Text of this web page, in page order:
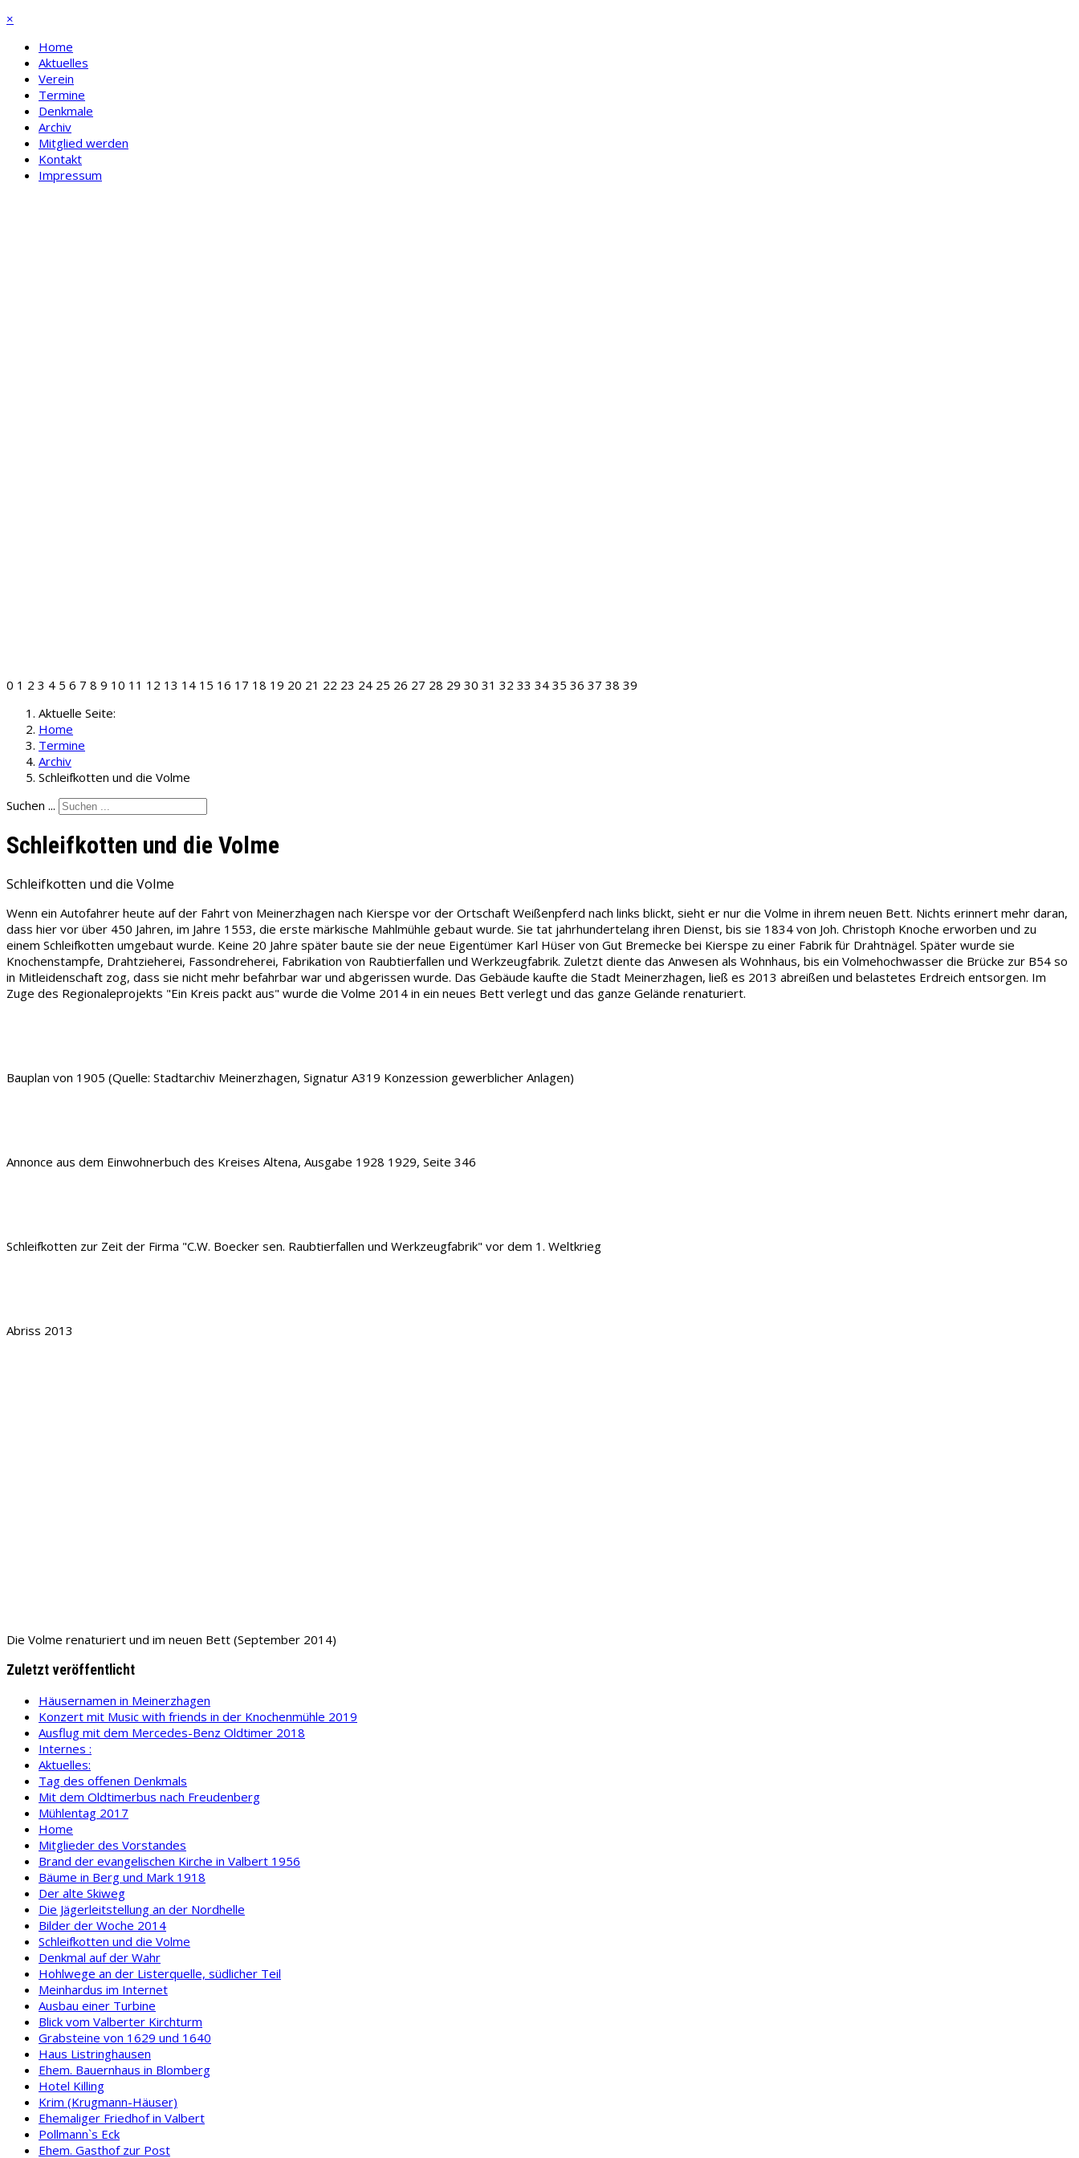
×
Home
Aktuelles
Verein
Termine
Denkmale
Archiv
Mitglied werden
Kontakt
Impressum
0 1 2 3 4 5 6 7 8 9 10 11 12 13 14 15 16 17 18 19 20 21 22 23 24 25 26 27 28 29 30 31 32 33 34 35 36 37 38 39
Aktuelle Seite:
Home
Termine
Archiv
Schleifkotten und die Volme
Suchen ...
Schleifkotten und die Volme
Schleifkotten und die Volme
Wenn ein Autofahrer heute auf der Fahrt von Meinerzhagen nach Kierspe vor der Ortschaft Weißenpferd nach links blickt, sieht er nur die Volme in ihrem neuen Bett. Nichts erinnert mehr daran,
dass hier vor über 450 Jahren, im Jahre 1553, die erste märkische Mahlmühle gebaut wurde. Sie tat jahrhundertelang ihren Dienst, bis sie 1834 von Joh. Christoph Knoche erworben und zu
einem Schleifkotten umgebaut wurde. Keine 20 Jahre später baute sie der neue Eigentümer Karl Hüser von Gut Bremecke bei Kierspe zu einer Fabrik für Drahtnägel. Später wurde sie
Knochenstampfe, Drahtzieherei, Fassondreherei, Fabrikation von Raubtierfallen und Werkzeugfabrik. Zuletzt diente das Anwesen als Wohnhaus, bis ein Volmehochwasser die Brücke zur B54 so
in Mitleidenschaft zog, dass sie nicht mehr befahrbar war und abgerissen wurde. Das Gebäude kaufte die Stadt Meinerzhagen, ließ es 2013 abreißen und belastetes Erdreich entsorgen. Im
Zuge des Regionaleprojekts "Ein Kreis packt aus" wurde die Volme 2014 in ein neues Bett verlegt und das ganze Gelände renaturiert.
Bauplan von 1905 (Quelle: Stadtarchiv Meinerzhagen, Signatur A319 Konzession gewerblicher Anlagen)
Annonce aus dem Einwohnerbuch des Kreises Altena, Ausgabe 1928 1929, Seite 346
Schleifkotten zur Zeit der Firma "C.W. Boecker sen. Raubtierfallen und Werkzeugfabrik" vor dem 1. Weltkrieg
Abriss 2013
Die Volme renaturiert und im neuen Bett (September 2014)
Zuletzt veröffentlicht
Häusernamen in Meinerzhagen
Konzert mit Music with friends in der Knochenmühle 2019
Ausflug mit dem Mercedes-Benz Oldtimer 2018
Internes :
Aktuelles:
Tag des offenen Denkmals
Mit dem Oldtimerbus nach Freudenberg
Mühlentag 2017
Home
Mitglieder des Vorstandes
Brand der evangelischen Kirche in Valbert 1956
Bäume in Berg und Mark 1918
Der alte Skiweg
Die Jägerleitstellung an der Nordhelle
Bilder der Woche 2014
Schleifkotten und die Volme
Denkmal auf der Wahr
Hohlwege an der Listerquelle, südlicher Teil
Meinhardus im Internet
Ausbau einer Turbine
Blick vom Valberter Kirchturm
Grabsteine von 1629 und 1640
Haus Listringhausen
Ehem. Bauernhaus in Blomberg
Hotel Killing
Krim (Krugmann-Häuser)
Ehemaliger Friedhof in Valbert
Pollmann`s Eck
Ehem. Gasthof zur Post